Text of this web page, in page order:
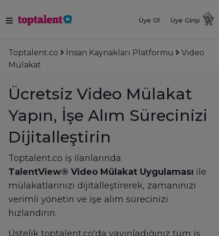
Üye Ol Üye Girişi
Toptalent.co İnsan Kaynakları Platformu
Video
Mülakat
Ücretsiz Video Mülakat
Yapın, İşe Alım Sürecinizi
Dijitalleştirin
Toptalent.co iş ilanlarında
TalentView® Video Mülakat Uygulaması ile
mülakatlarınızı dijitalleştirerek, zamanınızı
verimli yönetin ve işe alım sürecinizi
hızlandırın.
Üstelik toptalent.co'da yayınladığınız tüm iş